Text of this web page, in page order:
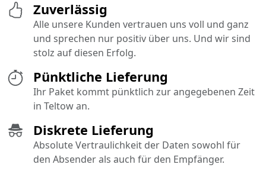
Pünktliche Lieferung
Ihr Paket kommt pünktlich zur angegebenen Zeit
in Teltow an.
Diskrete Lieferung
Absolute Vertraulichkeit der Daten sowohl für
den Absender als auch für den Empfänger.
Zuverlässig
Alle unsere Kunden vertrauen uns voll und ganz
und sprechen nur positiv über uns. Und wir sind
stolz auf diesen Erfolg.